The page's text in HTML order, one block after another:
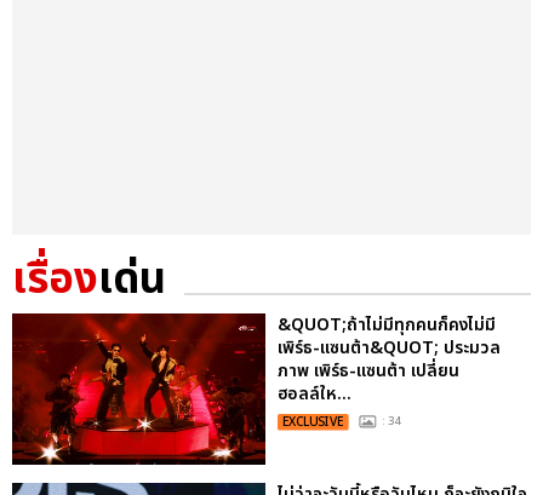
เรื่องเด่น
&QUOT;ถ้าไม่มีทุกคนก็คงไม่มี
เพิร์ธ-แซนต้า&QUOT; ประมวล
ภาพ เพิร์ธ-แซนต้า เปลี่ยน
ฮอลล์ให...
EXCLUSIVE : 34